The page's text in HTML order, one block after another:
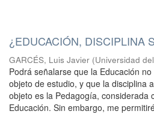
¿EDUCACIÓN, DISCIPLINA
GARCÉS, Luis Javier (Universidad
Podrá señalarse que la Educación
objeto de estudio, y que la disciplina
objeto es la Pedagogía, considerada
Educación. Sin embargo, me